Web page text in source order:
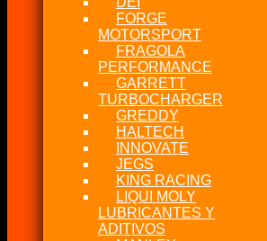
FORGE
MOTORSPORT
FRAGOLA
PERFORMANCE
GARRETT
TURBOCHARGER
GREDDY
HALTECH
INNOVATE
JEGS
KING RACING
LIQUI MOLY
LUBRICANTES Y
ADITIVOS